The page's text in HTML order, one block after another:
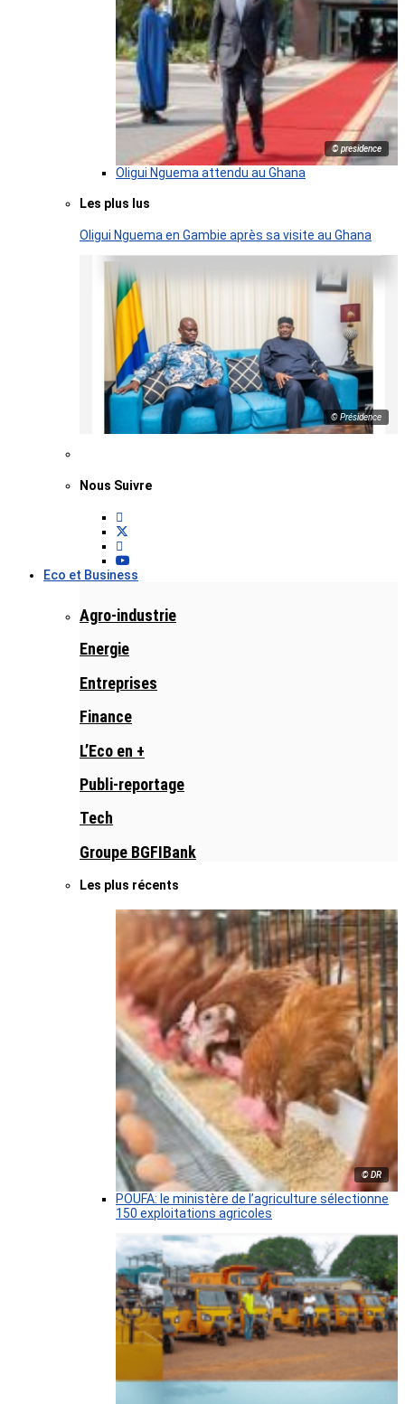
© presidence
Oligui Nguema attendu au Ghana
Les plus lus
Oligui Nguema en Gambie après sa visite au Ghana
© Présidence
Nous Suivre
Eco et Business
Agro-industrie
Energie
Entreprises
Finance
L’Eco en +
Publi-reportage
Tech
Groupe BGFIBank
Les plus récents
© DR
POUFA: le ministère de l’agriculture sélectionne
150 exploitations agricoles